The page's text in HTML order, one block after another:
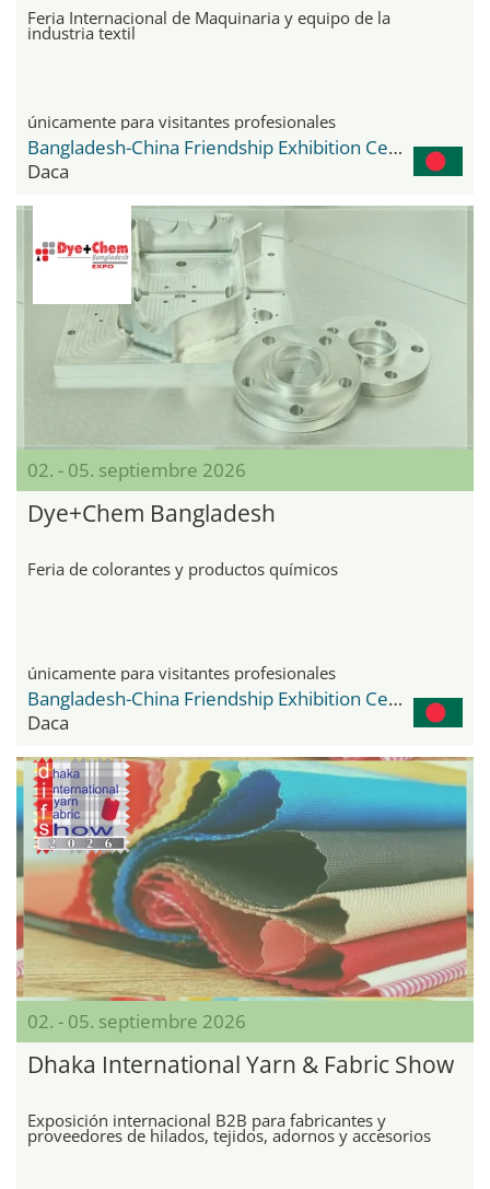
Feria Internacional de Maquinaria y equipo de la
industria textil
únicamente para visitantes profesionales
Bangladesh-China Friendship Exhibition Center
Daca
02. - 05. septiembre 2026
Dye+Chem Bangladesh
Feria de colorantes y productos químicos
únicamente para visitantes profesionales
Bangladesh-China Friendship Exhibition Center
Daca
02. - 05. septiembre 2026
Dhaka International Yarn & Fabric Show
Exposición internacional B2B para fabricantes y
proveedores de hilados, tejidos, adornos y accesorios